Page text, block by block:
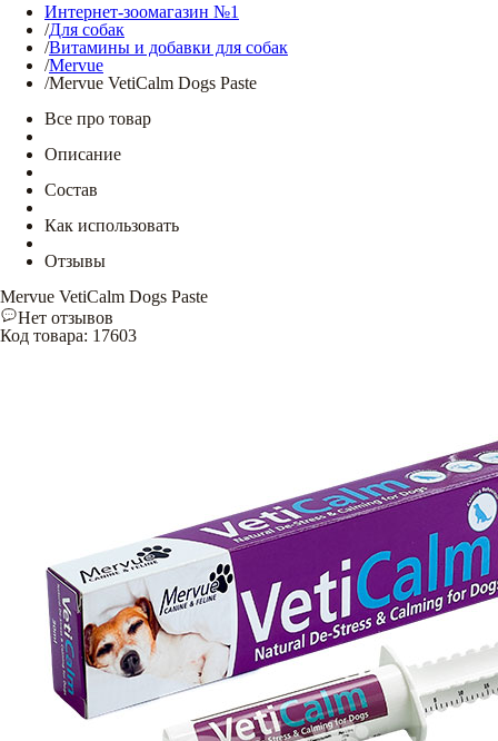
Интернет-зоомагазин №1
/Для собак
/Витамины и добавки для собак
/Mervue
/Mervue VetiCalm Dogs Paste
Все про товар
Описание
Состав
Как использовать
Отзывы
Mervue VetiCalm Dogs Paste
Нет отзывов
Код товара: 17603